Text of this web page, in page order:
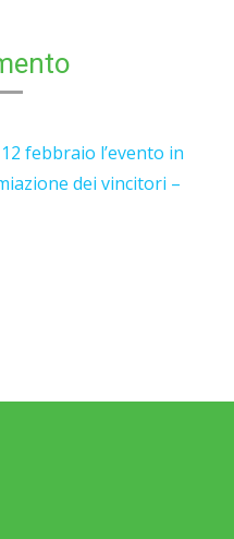
12 febbraio l’evento in
dei vincitori –